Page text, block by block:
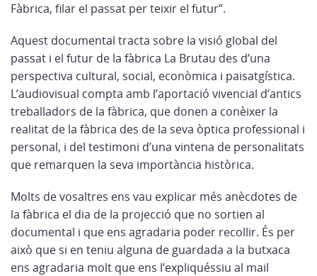
Fàbrica, filar el passat per teixir el futur”.
Aquest documental tracta sobre la visió global del
passat i el futur de la fàbrica La Brutau des d’una
perspectiva cultural, social, econòmica i paisatgística.
L’audiovisual compta amb l’aportació vivencial d’antics
treballadors de la fàbrica, que donen a conèixer la
realitat de la fàbrica des de la seva òptica professional i
personal, i del testimoni d’una vintena de personalitats
que remarquen la seva importància històrica.
Molts de vosaltres ens vau explicar més anècdotes de
la fàbrica el dia de la projecció que no sortien al
documental i que ens agradaria poder recollir. És per
això que si en teniu alguna de guardada a la butxaca
ens agradaria molt que ens l’expliquéssiu al mail